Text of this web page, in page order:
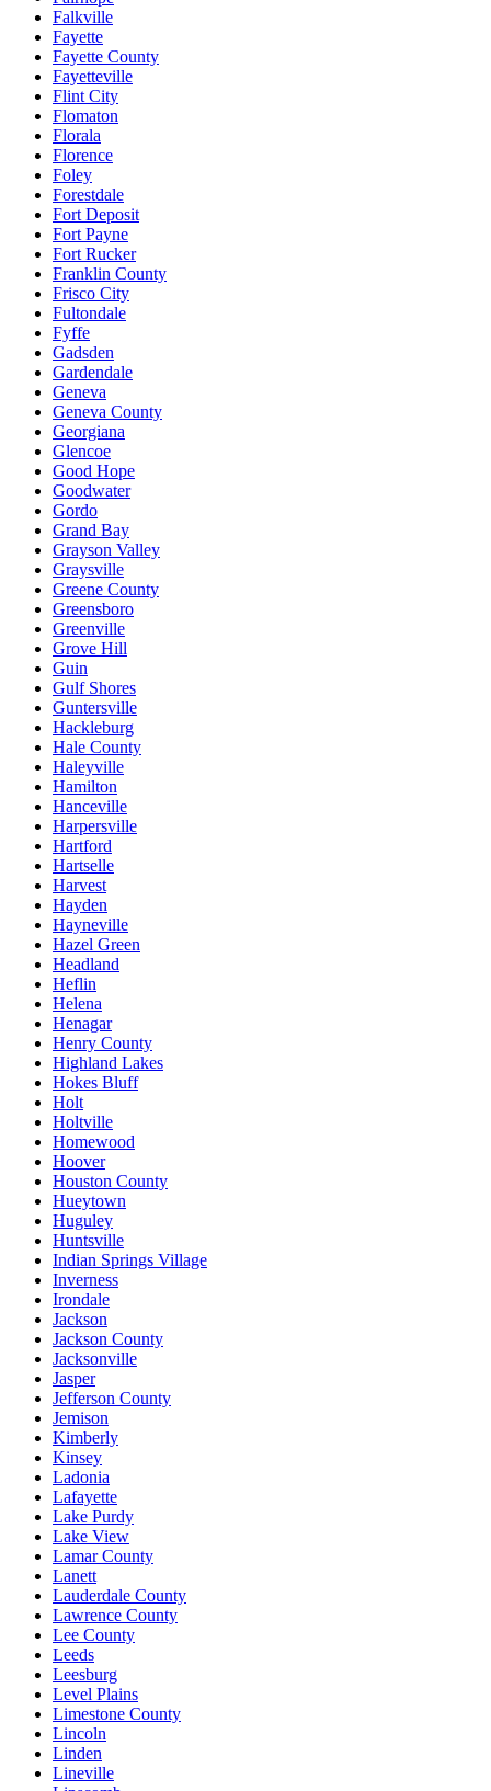
Falkville
Fayette
Fayette County
Fayetteville
Flint City
Flomaton
Florala
Florence
Foley
Forestdale
Fort Deposit
Fort Payne
Fort Rucker
Franklin County
Frisco City
Fultondale
Fyffe
Gadsden
Gardendale
Geneva
Geneva County
Georgiana
Glencoe
Good Hope
Goodwater
Gordo
Grand Bay
Grayson Valley
Graysville
Greene County
Greensboro
Greenville
Grove Hill
Guin
Gulf Shores
Guntersville
Hackleburg
Hale County
Haleyville
Hamilton
Hanceville
Harpersville
Hartford
Hartselle
Harvest
Hayden
Hayneville
Hazel Green
Headland
Heflin
Helena
Henagar
Henry County
Highland Lakes
Hokes Bluff
Holt
Holtville
Homewood
Hoover
Houston County
Hueytown
Huguley
Huntsville
Indian Springs Village
Inverness
Irondale
Jackson
Jackson County
Jacksonville
Jasper
Jefferson County
Jemison
Kimberly
Kinsey
Ladonia
Lafayette
Lake Purdy
Lake View
Lamar County
Lanett
Lauderdale County
Lawrence County
Lee County
Leeds
Leesburg
Level Plains
Limestone County
Lincoln
Linden
Lineville